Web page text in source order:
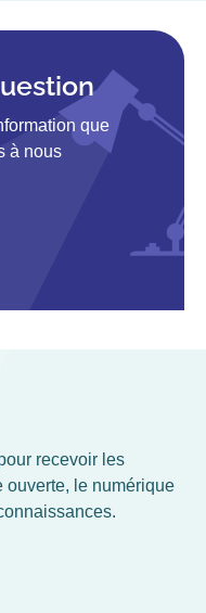
que
à nous
recevoir les
ouverte, le numérique